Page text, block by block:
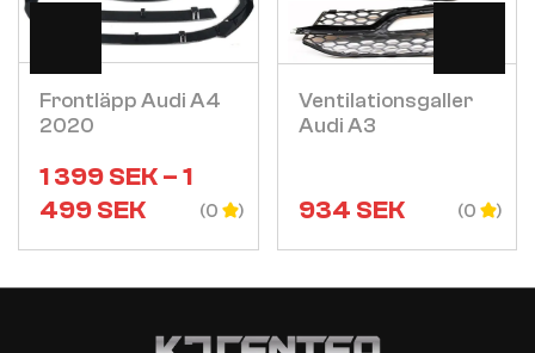
Frontläpp Audi A4
2020
1 399SEK–1
499SEK (0
Visa
Ventilationsgaller
Audi A3
934 SEK (0
Visa